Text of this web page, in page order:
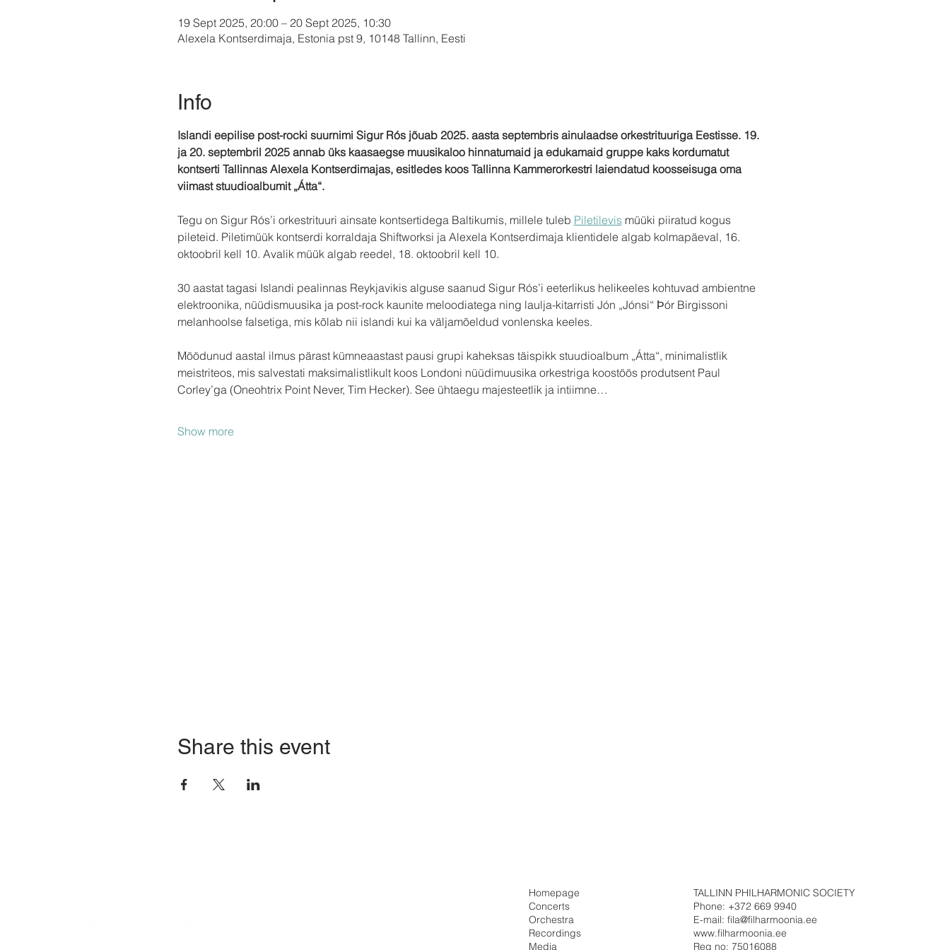
19 Sept 2025, 20:00 – 20 Sept 2025, 10:30
Alexela Kontserdimaja, Estonia pst 9, 10148 Tallinn, Eesti
Info
Islandi eepilise post-rocki suurnimi Sigur Rós jõuab 2025. aasta septembris ainulaadse orkestrituuriga Eestisse. 19.
ja 20. septembril 2025 annab üks kaasaegse muusikaloo hinnatumaid ja edukamaid gruppe kaks kordumatut
kontserti Tallinnas Alexela Kontserdimajas, esitledes koos Tallinna Kammerorkestri laiendatud koosseisuga oma
viimast stuudioalbumit „Átta“.
Tegu on Sigur Rós’i orkestrituuri ainsate kontsertidega Baltikumis, millele tuleb Piletilevis müüki piiratud kogus
pileteid. Piletimüük kontserdi korraldaja Shiftworksi ja Alexela Kontserdimaja klientidele algab kolmapäeval, 16.
oktoobril kell 10. Avalik müük algab reedel, 18. oktoobril kell 10.
30 aastat tagasi Islandi pealinnas Reykjavikis alguse saanud Sigur Rós’i eeterlikus helikeeles kohtuvad ambientne
elektroonika, nüüdismuusika ja post-rock kaunite meloodiatega ning laulja-kitarristi Jón „Jónsi“ Ϸór Birgissoni
melanhoolse falsetiga, mis kõlab nii islandi kui ka väljamõeldud vonlenska keeles.
Möödunud aastal ilmus pärast kümneaastast pausi grupi kaheksas täispikk stuudioalbum „Átta“, minimalistlik
meistriteos, mis salvestati maksimalistlikult koos Londoni nüüdimuusika orkestriga koostöös produtsent Paul
Corley’ga (Oneohtrix Point Never, Tim Hecker). See ühtaegu majesteetlik ja intiimne…
Show more
Share this event
Homepage
Concerts
Orchestra
Recordings
Media
TALLINN PHILHARMONIC SOCIETY
Phone: +372 669 9940
E-mail: fila@filharmoonia.ee
www.filharmoonia.ee
Reg no: 75016088